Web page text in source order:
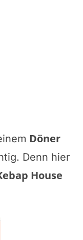
Döner
Denn hier
House